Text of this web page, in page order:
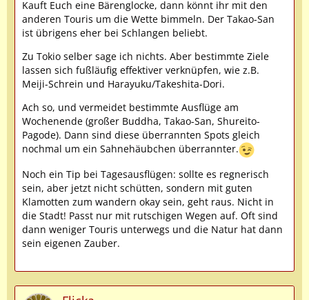
Kauft Euch eine Bärenglocke, dann könnt ihr mit den
anderen Touris um die Wette bimmeln. Der Takao-San
ist übrigens eher bei Schlangen beliebt.
Zu Tokio selber sage ich nichts. Aber bestimmte Ziele
lassen sich fußläufig effektiver verknüpfen, wie z.B.
Meiji-Schrein und Harayuku/Takeshita-Dori.
Ach so, und vermeidet bestimmte Ausflüge am
Wochenende (großer Buddha, Takao-San, Shureito-
Pagode). Dann sind diese überrannten Spots gleich
nochmal um ein Sahnehäubchen überrannter.
Noch ein Tip bei Tagesausflügen: sollte es regnerisch
sein, aber jetzt nicht schütten, sondern mit guten
Klamotten zum wandern okay sein, geht raus. Nicht in
die Stadt! Passt nur mit rutschigen Wegen auf. Oft sind
dann weniger Touris unterwegs und die Natur hat dann
sein eigenen Zauber.